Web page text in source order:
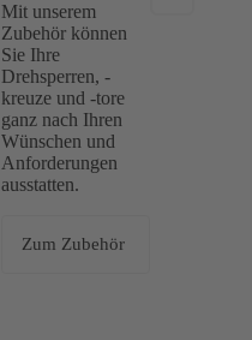
Mit unserem
Zubehör können
Sie Ihre
Drehsperren, -
kreuze und -tore
ganz nach Ihren
Wünschen und
Anforderungen
ausstatten.
Zum Zubehör